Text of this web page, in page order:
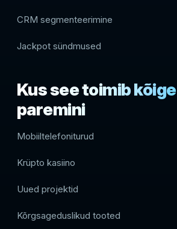
CRM segmenteerimine
Jackpot sündmused
Kus see toimib kõige
paremini
Mobiiltelefoniturud
Krüpto kasiino
Uued projektid
Kõrgsageduslikud tooted